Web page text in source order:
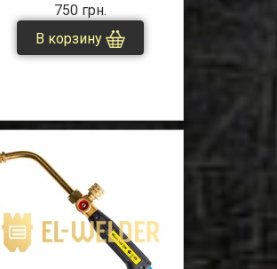
750 грн.
В корзину